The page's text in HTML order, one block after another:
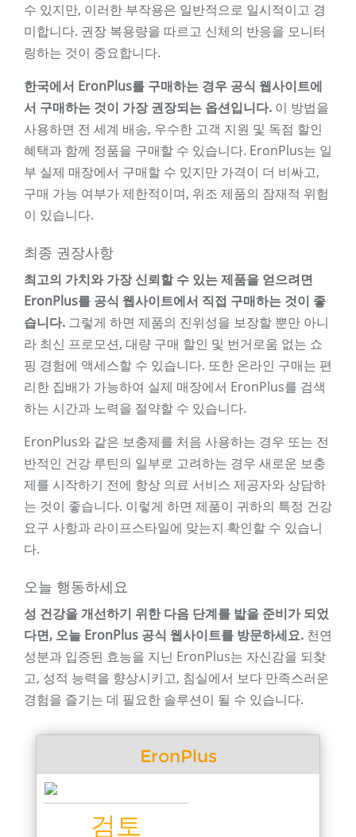
수 있지만, 이러한 부작용은 일반적으로 일시적이고 경
미합니다. 권장 복용량을 따르고 신체의 반응을 모니터
링하는 것이 중요합니다.
한국에서 EronPlus를 구매하는 경우 공식 웹사이트에
서 구매하는 것이 가장 권장되는 옵션입니다. 이 방법을
사용하면 전 세계 배송, 우수한 고객 지원 및 독점 할인
혜택과 함께 정품을 구매할 수 있습니다. EronPlus는 일
부 실제 매장에서 구매할 수 있지만 가격이 더 비싸고,
구매 가능 여부가 제한적이며, 위조 제품의 잠재적 위험
이 있습니다.
최종 권장사항
최고의 가치와 가장 신뢰할 수 있는 제품을 얻으려면
EronPlus를 공식 웹사이트에서 직접 구매하는 것이 좋
습니다. 그렇게 하면 제품의 진위성을 보장할 뿐만 아니
라 최신 프로모션, 대량 구매 할인 및 번거로움 없는 쇼
핑 경험에 액세스할 수 있습니다. 또한 온라인 구매는 편
리한 집배가 가능하여 실제 매장에서 EronPlus를 검색
하는 시간과 노력을 절약할 수 있습니다.
EronPlus와 같은 보충제를 처음 사용하는 경우 또는 전
반적인 건강 루틴의 일부로 고려하는 경우 새로운 보충
제를 시작하기 전에 항상 의료 서비스 제공자와 상담하
는 것이 좋습니다. 이렇게 하면 제품이 귀하의 특정 건강
요구 사항과 라이프스타일에 맞는지 확인할 수 있습니
다.
오늘 행동하세요
성 건강을 개선하기 위한 다음 단계를 밟을 준비가 되었
다면, 오늘 EronPlus 공식 웹사이트를 방문하세요. 천연
성분과 입증된 효능을 지닌 EronPlus는 자신감을 되찾
고, 성적 능력을 향상시키고, 침실에서 보다 만족스러운
경험을 즐기는 데 필요한 솔루션이 될 수 있습니다.
EronPlus
검토